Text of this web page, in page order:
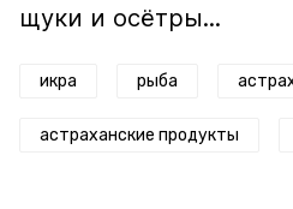
щуки и осётры...
икра рыба
астраханские продукты